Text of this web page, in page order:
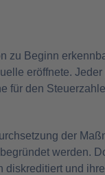
zu Beginn
eröffnete.
für den
der
werden.
und